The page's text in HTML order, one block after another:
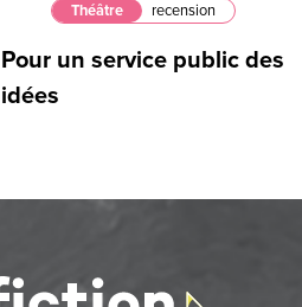
Théâtre recension
Pour un service public des
idées